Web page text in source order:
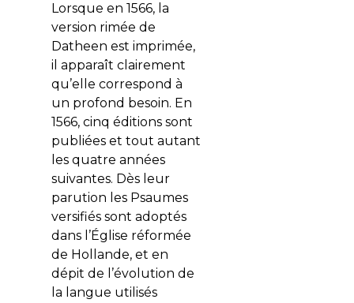
Lorsque en 1566, la
version rimée de
Datheen est imprimée,
il apparaît clairement
qu’elle correspond à
un profond besoin. En
1566, cinq éditions sont
publiées et tout autant
les quatre années
suivantes. Dès leur
parution les Psaumes
versifiés sont adoptés
dans l’Église réformée
de Hollande, et en
dépit de l’évolution de
la langue utilisés